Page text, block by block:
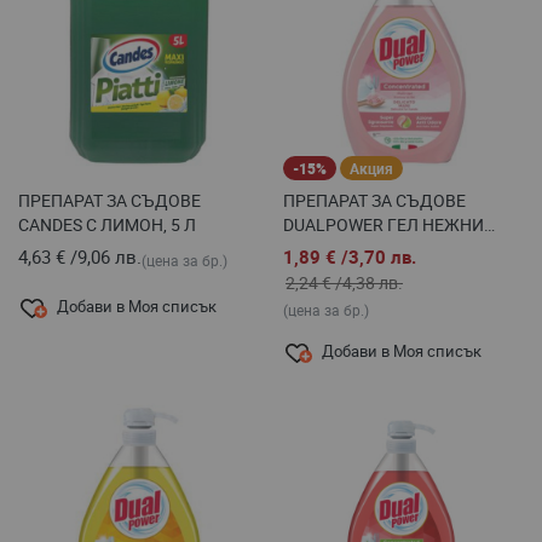
ПРЕПАРАТ ЗА СЪДОВЕ
CANDES С ЛИМОН, 5 Л
4,63 € /9,06 лв.(цена за бр.)
Добави в Моя списък
-15% Акция
ПРЕПАРАТ ЗА СЪДОВЕ
DUALPOWER ГЕЛ НЕЖНИ
РЪЦЕ КОНЦЕНТРАТ-ПОМПА, 1
Л
1,89 € /3,70 лв.
2,24 €/4,38 лв.
(цена за бр.)
Добави в Моя списък